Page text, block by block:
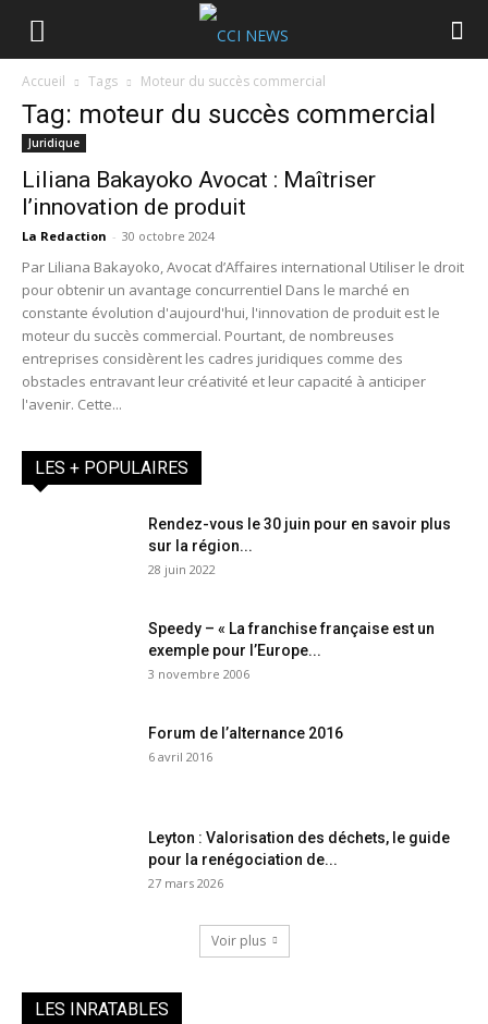
Accueil Tags Moteur du succès commercial
Tag: moteur du succès commercial
Juridique
Liliana Bakayoko Avocat : Maîtriser
l’innovation de produit
La Redaction - 30 octobre 2024
Par Liliana Bakayoko, Avocat d’Affaires international Utiliser le droit
pour obtenir un avantage concurrentiel Dans le marché en
constante évolution d'aujourd'hui, l'innovation de produit est le
moteur du succès commercial. Pourtant, de nombreuses
entreprises considèrent les cadres juridiques comme des
obstacles entravant leur créativité et leur capacité à anticiper
l'avenir. Cette...
LES + POPULAIRES
Rendez-vous le 30 juin pour en savoir plus
sur la région...
28 juin 2022
Speedy – « La franchise française est un
exemple pour l’Europe...
3 novembre 2006
Forum de l’alternance 2016
6 avril 2016
Leyton : Valorisation des déchets, le guide
pour la renégociation de...
27 mars 2026
Voir plus
LES INRATABLES